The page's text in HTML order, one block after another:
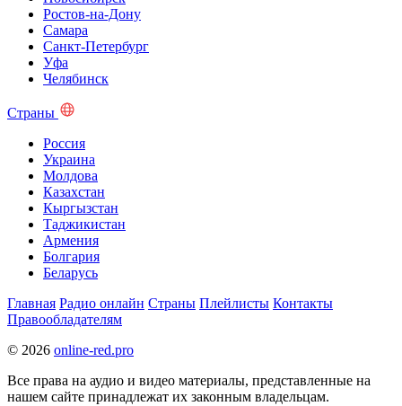
Ростов-на-Дону
Самара
Санкт-Петербург
Уфа
Челябинск
Страны
Россия
Украина
Молдова
Казахстан
Кыргызстан
Таджикистан
Армения
Болгария
Беларусь
Главная Радио онлайн Страны Плейлисты Контакты
Правообладателям
© 2026 online-red.pro
Все права на аудио и видео материалы, представленные на
нашем сайте принадлежат их законным владельцам.